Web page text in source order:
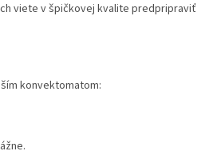
viete v špičkovej kvalite predpripraviť
konvektomatom: